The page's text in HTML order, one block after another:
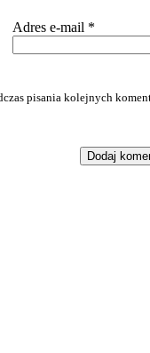
Adres e-mail *
pisania kolejnych